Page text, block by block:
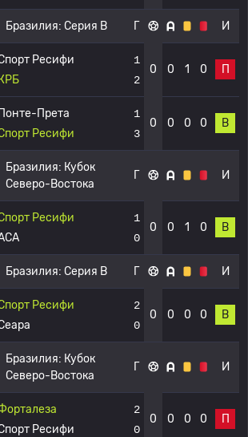
Бразилия: Серия B Г И
Ресифи
КРБ
1
2
0 0 1 0 П
Понте-Прета
Ресифи
1
3
0 0 0 0 В
Бразилия: Кубок
Северо-Востока
Г И
Ресифи
1
0
0 0 1 0 В
Бразилия: Серия B Г И
Ресифи
2
0
0 0 0 0 В
Бразилия: Кубок
Северо-Востока
Г И
Ресифи
2
0
0 0 0 0 П